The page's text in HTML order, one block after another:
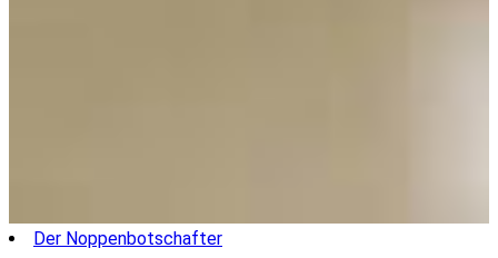
Der Noppenbotschafter